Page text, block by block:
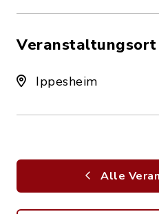
Veranstaltungsort
Ippesheim
Alle